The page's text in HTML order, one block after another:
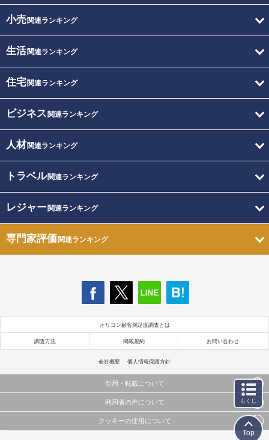
小売関連ランキング
生活関連ランキング
住宅関連ランキング
ビジネス 関連ランキング
人材関連ランキング
トラベル関連ランキング
レジャー関連ランキング
専門家評価関連ランキング
オリコン顧客満足度調査とは
調査方法 掲載規約 お問い合わせ
会社概要 個人情報保護方針
引用・転載について
当サイトで公開されている情報（文字、写真、イラスト、画像データ等）及びこれらの配置・
これらの情報を権利者の許可なく無断転載・複製などの二次利用を行うことは固く禁じており
利用者の声について
当サイトに掲載している内容はすべてサービスの利用者が提出された見解・感想です。
クッキーの使用について
もくじ
Top